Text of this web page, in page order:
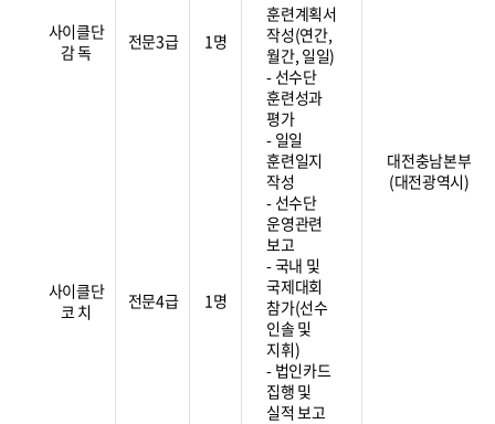
사이클단
감 독
전문3급 1명
훈련계획서
작성(연간,
월간, 일일)
- 선수단
훈련성과
평가
- 일일
훈련일지
작성
- 선수단
운영관련
보고
- 국내 및
국제대회
참가(선수
인솔 및
지휘)
- 법인카드
집행 및
실적 보고
대전충남본부
(대전광역시)
사이클단
코 치
전문4급 1명